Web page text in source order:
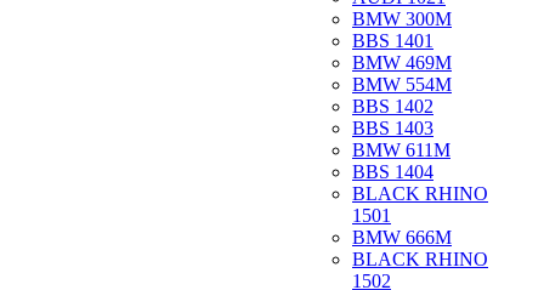
BMW 300M
BBS 1401
BMW 469M
BMW 554M
BBS 1402
BBS 1403
BMW 611M
BBS 1404
BLACK RHINO
1501
BMW 666M
BLACK RHINO
1502